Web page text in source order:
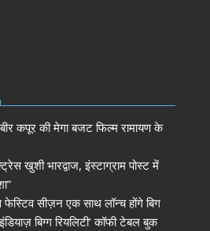
कपूर की मेगा बजट फिल्म रामायण के
खुशी भारद्वाज, इंस्टाग्राम पोस्ट में
फेस्टिव सीज़न एक साथ लॉन्च होंगे बिग
बिग्ग रियलिटी’ कॉफी टेबल बुक